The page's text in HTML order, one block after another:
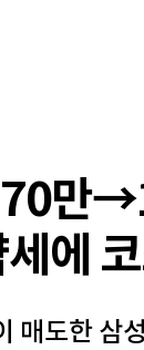
만
에
매도한 삼